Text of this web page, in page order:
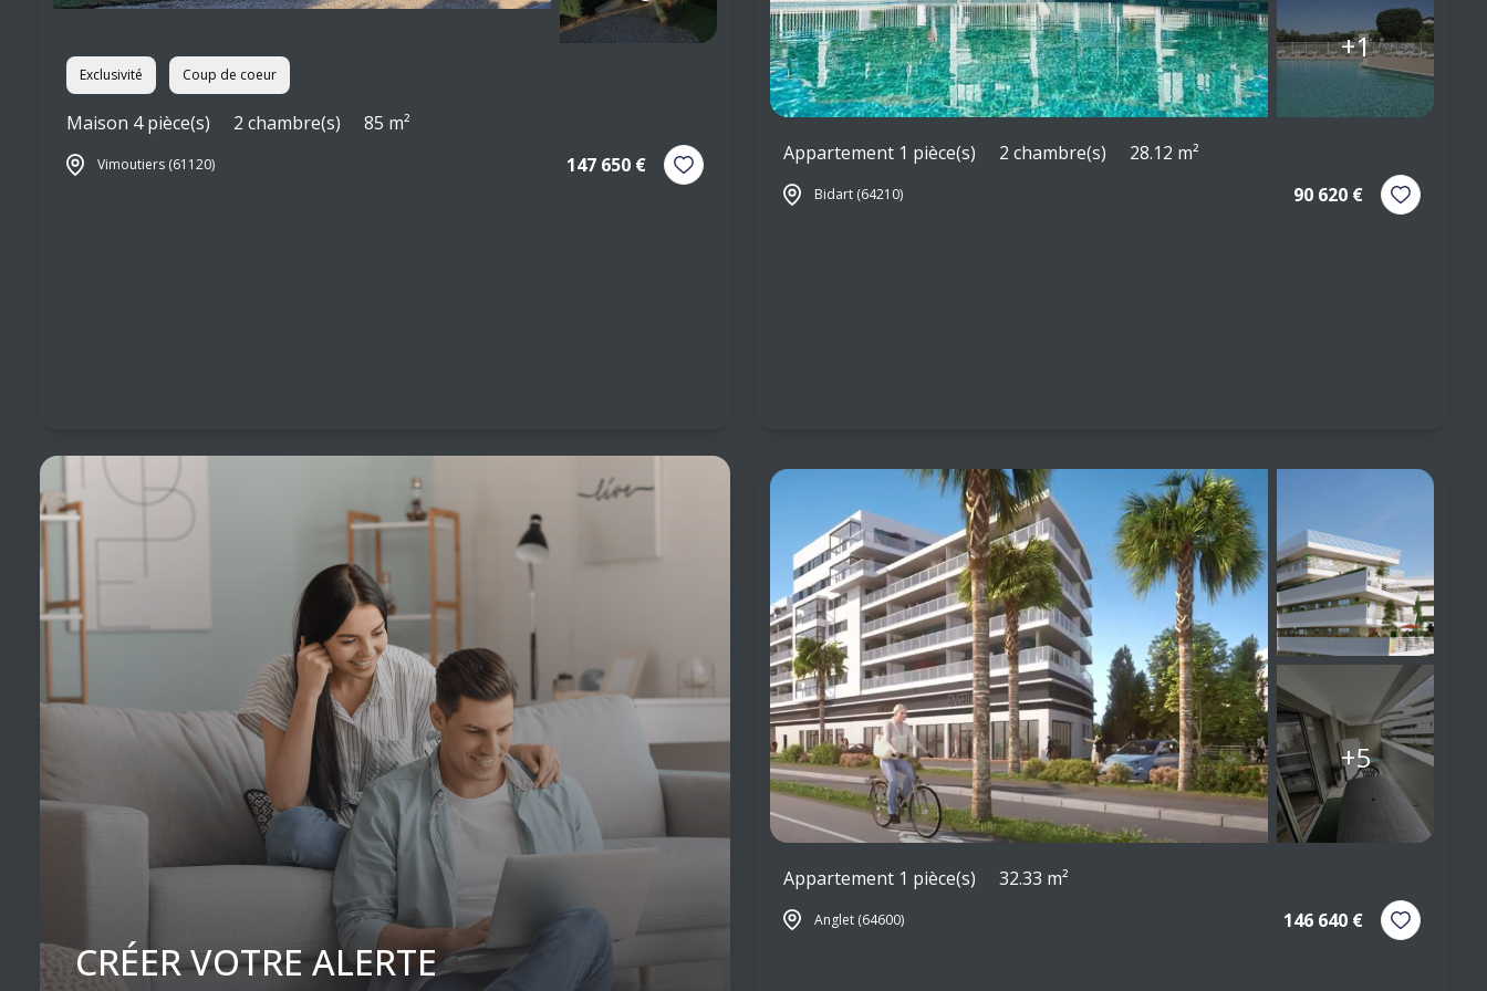
Exclusivité Coup de coeur
Maison 4 pièce(s) 2 chambre(s) 85 m²
Vimoutiers (61120) 147 650 €
+1
Appartement 1 pièce(s) 2 chambre(s) 28.12 m²
Bidart (64210) 90 620 €
CRÉER VOTRE ALERTE
+5
Appartement 1 pièce(s) 32.33 m²
Anglet (64600) 146 640 €